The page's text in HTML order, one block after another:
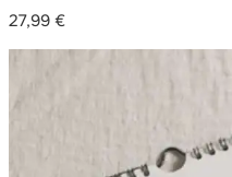
27,99 €